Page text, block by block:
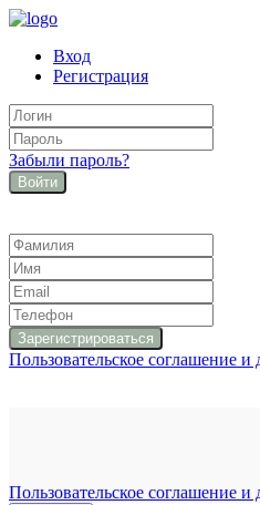
Вход
Регистрация
Забыли пароль?
Войти
Пользовательское соглашение
Пользовательское соглашение